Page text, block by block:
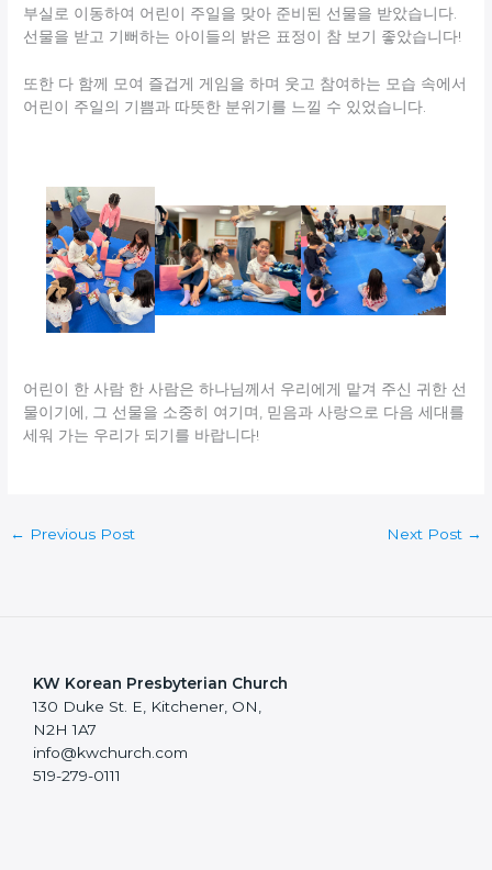
부실로 이동하여 어린이 주일을 맞아 준비된 선물을 받았습니다.
선물을 받고 기뻐하는 아이들의 밝은 표정이 참 보기 좋았습니다!
또한 다 함께 모여 즐겁게 게임을 하며 웃고 참여하는 모습 속에서
어린이 주일의 기쁨과 따뜻한 분위기를 느낄 수 있었습니다.
어린이 한 사람 한 사람은 하나님께서 우리에게 맡겨 주신 귀한 선
물이기에, 그 선물을 소중히 여기며, 믿음과 사랑으로 다음 세대를
세워 가는 우리가 되기를 바랍니다!
← Previous Post Next Post →
KW Korean Presbyterian Church
130 Duke St. E, Kitchener, ON,
N2H 1A7
info@kwchurch.com
519-279-0111